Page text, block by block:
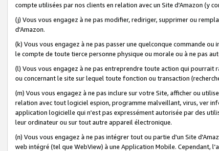
compte utilisées par nos clients en relation avec un Site d'Amazon (y
(j) Vous vous engagez à ne pas modifier, rediriger, supprimer ou
d'Amazon.
(k) Vous vous engagez à ne pas passer une quelconque commande
le compte de toute tierce personne physique ou morale ou à ne pas
(l) Vous vous engagez à ne pas entreprendre toute action qui
ou concernant le site sur lequel toute fonction ou transaction
(m) Vous vous engagez à ne pas inclure sur votre Site, afficher ou
relation avec tout logiciel espion, programme malveillant, virus, ver
application logicielle qui n'est pas expressément autorisée par des
leur ordinateur ou sur tout autre appareil électronique.
(n) Vous vous engagez à ne pas intégrer tout ou partie d'un Site
web intégré (tel que WebView) à une Application Mobile. Cependant,